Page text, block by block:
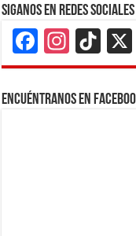
Siganos en Redes Sociales
Encuéntranos en